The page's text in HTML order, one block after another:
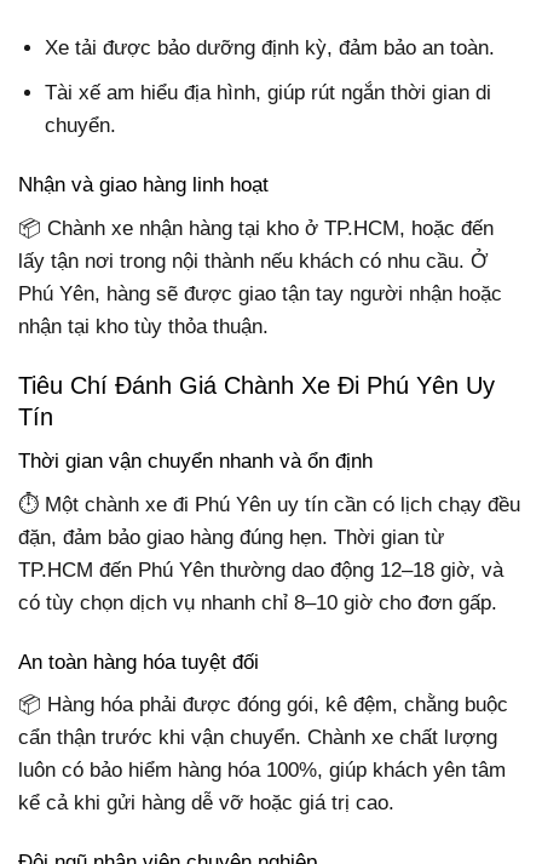
Xe tải được bảo dưỡng định kỳ, đảm bảo an toàn.
Tài xế am hiểu địa hình, giúp rút ngắn thời gian di
chuyển.
Nhận và giao hàng linh hoạt
📦 Chành xe nhận hàng tại kho ở TP.HCM, hoặc đến
lấy tận nơi trong nội thành nếu khách có nhu cầu. Ở
Phú Yên, hàng sẽ được giao tận tay người nhận hoặc
nhận tại kho tùy thỏa thuận.
Tiêu Chí Đánh Giá Chành Xe Đi Phú Yên Uy
Tín
Thời gian vận chuyển nhanh và ổn định
⏱ Một chành xe đi Phú Yên uy tín cần có lịch chạy đều
đặn, đảm bảo giao hàng đúng hẹn. Thời gian từ
TP.HCM đến Phú Yên thường dao động 12–18 giờ, và
có tùy chọn dịch vụ nhanh chỉ 8–10 giờ cho đơn gấp.
An toàn hàng hóa tuyệt đối
📦 Hàng hóa phải được đóng gói, kê đệm, chằng buộc
cẩn thận trước khi vận chuyển. Chành xe chất lượng
luôn có bảo hiểm hàng hóa 100%, giúp khách yên tâm
kể cả khi gửi hàng dễ vỡ hoặc giá trị cao.